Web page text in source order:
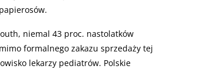
niemal 43 proc. nastolatków
formalnego zakazu sprzedaży tej
lekarzy pediatrów. Polskie